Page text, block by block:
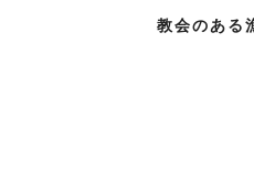
教会のある